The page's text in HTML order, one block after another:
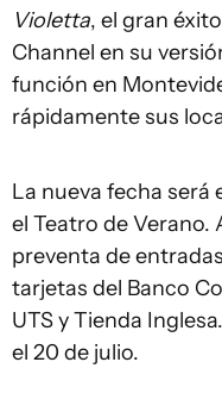
Violetta, el gran
Channel en su
función en
rápidamente sus
La nueva fecha será
el Teatro de Verano.
preventa de
tarjetas del Banco
UTS y Tienda
el 20 de julio.